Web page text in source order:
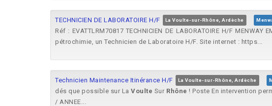
TECHNICIEN DE LABORATOIRE H/F La Voulte-sur-Rhône, Ardèche
Réf : EVATTLRM70817 TECHNICIEN DE LABORATOIRE H/F MENWAY
pétrochimie, un Technicien de Laboratoire H/F. Site internet : https...
Technicien Maintenance Itinérance H/F La Voulte-sur-Rhône, Ardèche
dés que possible sur LaVoulte Sur Rhône ! Poste En intervention
/ ANNEE...